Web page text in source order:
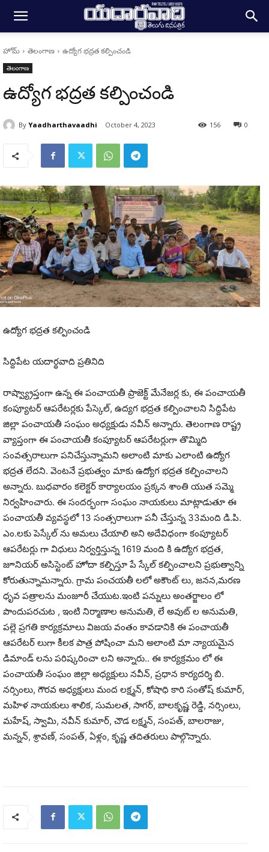
హోమ్ తెలంగాణ ఉద్యోగ భద్రత కల్పించండి
తెలంగాణ
ఉద్యోగ భద్రత కల్పించండి
By Yaadharthavaadhi October 4, 2023 0
156
ఉద్యోగ భద్రత కల్పించండి
సిద్దిపేట యదార్థవాది ప్రతినిది
రాష్వ్య్రాప్తంగా ఉన్న ఈ పంచాయతీ ప్రాజెక్ట్ మేనేజర్ల కు, ఈ పంచాయతీ
కంప్యూటర్ ఆపరేటర్లకు పేస్కెల్, ఉద్యగ భద్రత కల్పించాలని సిద్దిపేట
జిల్లా పంచాయతీ సంఘం అధ్యక్షుడు నవీన్ అన్నారు. తెలంగాణ రాష్ట్ర
వ్యాప్తంగా ఈ పంచాయతీ కంప్యూటర్ ఆపరేటర్లుగా తొమ్మిది
సంవత్సరాలుగా పనిచేస్తున్నామని అలాంటి మాకు ఎలాంటి ఉద్యోగ
భద్రత లేదని. వెంటనే ప్రభుత్వం మాకు ఉద్యోగ భద్రత కల్పించాలని
అన్నారు. బుధవారం కలెక్టర్ కార్యాలయం ప్రక్కన శాంతి యుత సమ్మె
నిర్వహించారు. ఈ సందర్భంగా సంఘం నాయకులు మాట్లాడుతూ ఈ
పంచాయతీ వ్యవస్థలో 13 సంత్సరాలుగా పనీ చేస్తున్న 33మంది డి.పి.
ఎం.లకు పెస్కేల్ ను అమలు చేయాలి అని అదేవిధంగా కంప్యూటర్
ఆపరేటర్లు గా విధులు నిర్వర్తిస్తున్న 1619 మంది కి ఉద్యోగ భద్రత,
జూనియర్ అసిస్టెంట్ హోదా కల్పిస్తూ పే స్కేల్ కల్పించాలని ప్రభుత్వాన్ని
కోరుతున్నామన్నారు. గ్రామ పంచయతీ లలో అకౌంట్ లు, జనన,మరణ
ధృవ పత్రాలను మంజూరీ చేయుట.ఇంటి పన్నులు అంతర్జాలం లో
పొందుపరచుట , ఇంటి నిర్మాణాల అనుమతి, లే అవుట్ ల అనుమతి,
పల్లె ప్రగతి కార్యక్రమాలు విజయ వంతం కావడానికి ఈ పంచాయతీ
ఆపరేటర్ లుగా కీలక పాత్ర పోషించా మని అలాంటి మా న్యాయమైన
డిమాండ్ లను పరిష్కరించా లని అన్నారు.. ఈ కార్యక్రమం లో ఈ
పంచాయతీ సంఘం జిల్లా అధ్యక్షులు నవీన్, ప్రధాన కార్యదర్శి బి.
నర్సింలు, గౌరవ అధ్యక్షులు మంద లక్ష్మన్, కోషాధి కారి సంతోష్ కుమార్,
మహిళ నాయకులు శాలిక, సుమలత, సాగర్, బాలకృష్ణ రెడ్డి, నర్సింలు,
మహేష్, స్వామి, నవీన్ కుమార్, చౌడ లక్ష్మన్, సంపత్, బాలరాజు,
మన్నన్, శ్రావణ్, సంపత్, ఏళ్లం, కృష్ణ తదితరులు పాల్గొన్నారు.